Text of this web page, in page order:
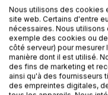
profondément
mystiques mais aussi
Accompagné de
couleurs, le texte
symboles d'Hermès
religieuses tirées pour
Testament.
Nous utilisons des cookies
site web. Certains d'entre
nécessaires. Nous
exemple des cookies ou
côté serveur) pour
manière dont il est utilisé.
des fins de marketing et
ainsi qu'à des fournisseurs
des empreintes digitales,